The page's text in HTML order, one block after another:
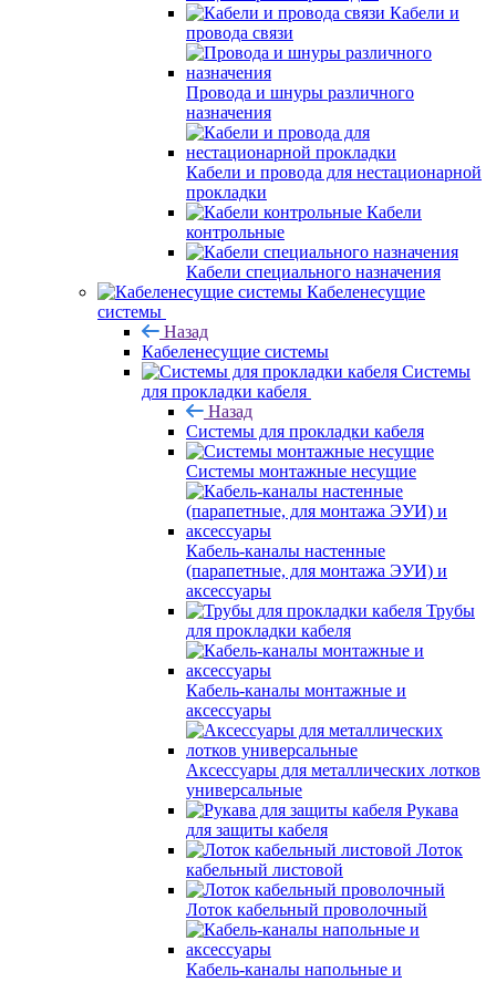
Кабели и
провода связи
Провода и шнуры различного
назначения
Кабели и провода для нестационарной
прокладки
Кабели
контрольные
Кабели специального назначения
Кабеленесущие
системы
Назад
Кабеленесущие системы
Системы
для прокладки кабеля
Назад
Системы для прокладки кабеля
Системы монтажные несущие
Кабель-каналы настенные
(парапетные, для монтажа ЭУИ) и
аксессуары
Трубы
для прокладки кабеля
Кабель-каналы монтажные и
аксессуары
Аксессуары для металлических лотков
универсальные
Рукава
для защиты кабеля
Лоток
кабельный листовой
Лоток кабельный проволочный
Кабель-каналы напольные и